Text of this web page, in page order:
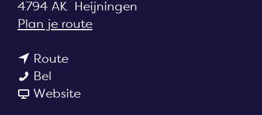
4794 AK Heijningen
Plan je routen
Routen
a
Bel
e
Websitev